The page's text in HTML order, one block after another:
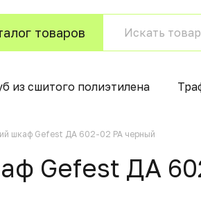
товаров
из сшитого полиэтилена
шкаф Gefest ДА 602-02 РА черный
Gefest ДА